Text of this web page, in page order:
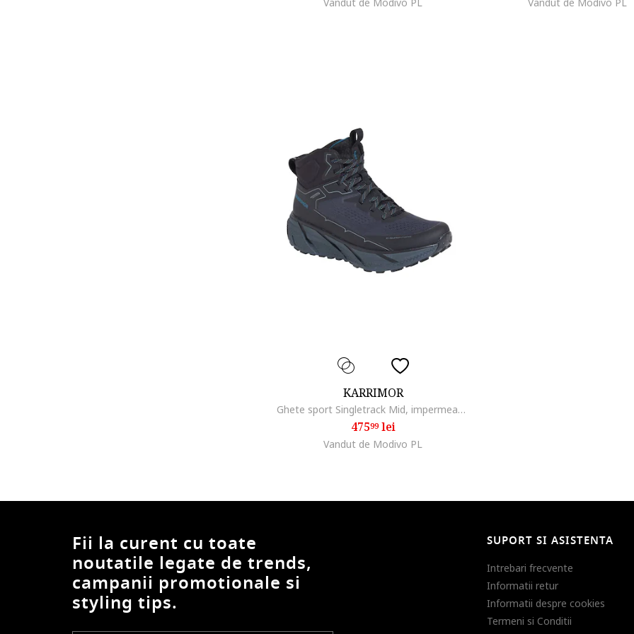
KARRIMOR
Ghete sport Singletrack Mid, impermeabile, cu talpa Dynagrip, negru, material mesh
47599lei
Vandut de Modivo PL
Fii la curent cu toate
noutatile legate de trends,
campanii promotionale si
styling tips.
SUPORT SI ASISTENTA
Intrebari frecvente
Informatii retur
Informatii despre cookies
Termeni si Conditii